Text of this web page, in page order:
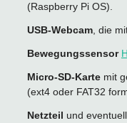
(Raspberry Pi OS).
USB-Webcam, die
Bewegungssensor
Micro-SD-Kartemit
(ext4 oder FAT32
Netzteil und